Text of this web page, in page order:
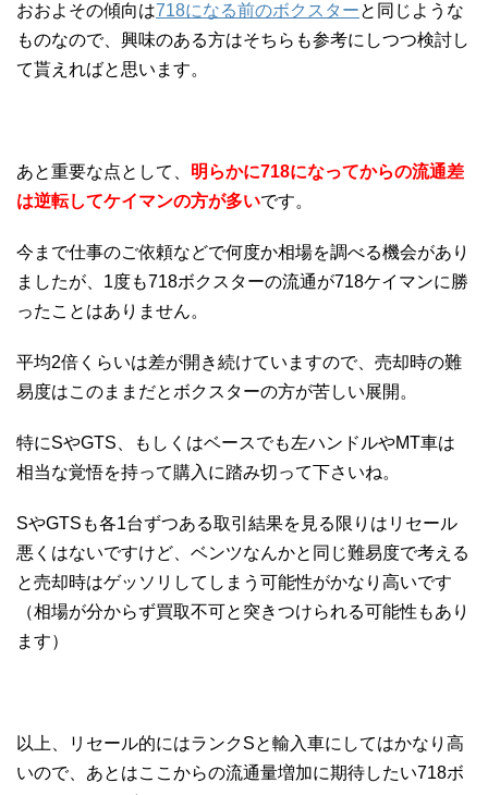
おおよその傾向は718になる前のボクスターと同じような
ものなので、興味のある方はそちらも参考にしつつ検討し
て貰えればと思います。
あと重要な点として、 明らかに718になってからの流通差
は逆転してケイマンの方が多いです。
今まで仕事のご依頼などで何度か相場を調べる機会があり
ましたが、1度も718ボクスターの流通が718ケイマンに勝
ったことはありません。
平均2倍くらいは差が開き続けていますので、売却時の難
易度はこのままだとボクスターの方が苦しい展開。
特にSやGTS、もしくはベースでも左ハンドルやMT車は
相当な覚悟を持って購入に踏み切って下さいね。
SやGTSも各1台ずつある取引結果を見る限りはリセール
悪くはないですけど、ベンツなんかと同じ難易度で考える
と売却時はゲッソリしてしまう可能性がかなり高いです
（相場が分からず買取不可と突きつけられる可能性もあり
ます）
以上、リセール的にはランクSと輸入車にしてはかなり高
いので、あとはここからの流通量増加に期待したい718ボ